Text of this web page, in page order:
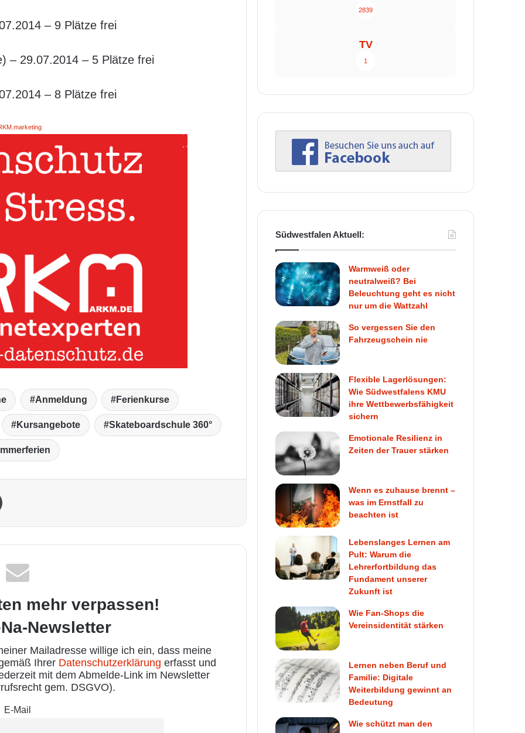
– 9 Plätze frei
– 29.07.2014 – 5 Plätze frei
– 8 Plätze frei
Anmeldung Ferienkurse
Kursangebote Skateboardschule 360°
mehr verpassen!
Newsletter
Mailadresse willige ich ein, dass meine
Ihrer Datenschutzerklärung erfasst und
mit dem Abmelde-Link im Newsletter
gem. DSGVO).
E-Mail
2839
TV
1
Südwestfalen Aktuell:
Warmweiß oder
neutralweiß? Bei
Beleuchtung geht es nicht
nur um die Wattzahl
So vergessen Sie den
Fahrzeugschein nie
Flexible Lagerlösungen:
Wie Südwestfalens KMU
ihre Wettbewerbsfähigkeit
sichern
Emotionale Resilienz in
Zeiten der Trauer stärken
Wenn es zuhause brennt –
was im Ernstfall zu
beachten ist
Lebenslanges Lernen am
Pult: Warum die
Lehrerfortbildung das
Fundament unserer
Zukunft ist
Wie Fan-Shops die
Vereinsidentität stärken
Lernen neben Beruf und
Familie: Digitale
Weiterbildung gewinnt an
Bedeutung
Wie schützt man den